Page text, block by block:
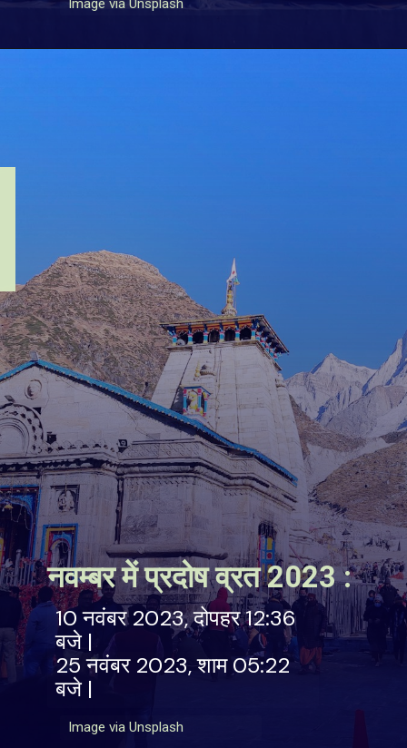
Image via Unsplash
Image via Unsplash
10 नवंबर 2023, दोपहर 12:36
बजे |
25 नवंबर 2023, शाम 05:22
बजे |
नवम्बर में प्रदोष व्रत 2023 :